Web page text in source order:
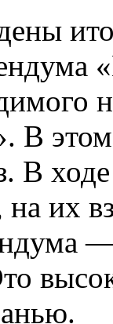
В
В
на их